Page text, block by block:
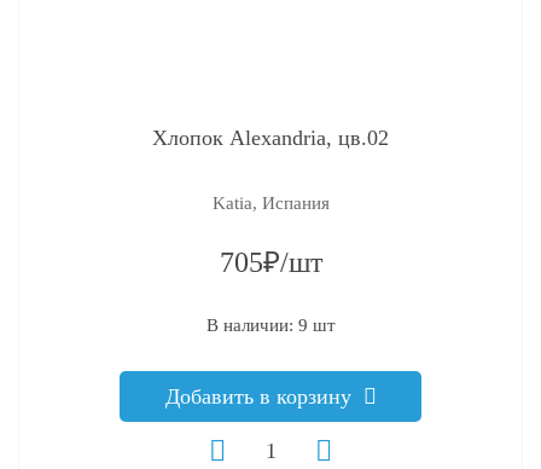
Хлопок Alexandria, цв.02
Katia, Испания
705₽/шт
В наличии: 9 шт
Добавить в корзину